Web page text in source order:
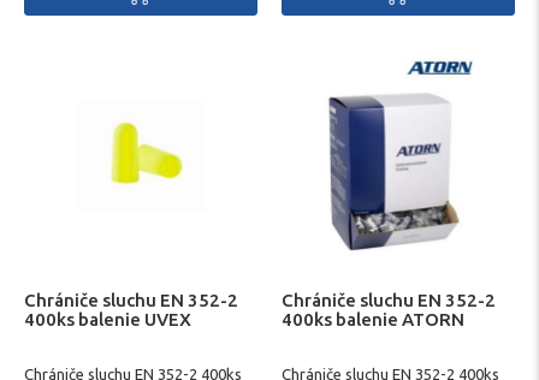
Chrániče sluchu EN 352-2
400ks balenie UVEX
Chrániče sluchu EN 352-2 400ks
Chrániče sluchu EN 352-2
400ks balenie ATORN
Chrániče sluchu EN 352-2 400ks